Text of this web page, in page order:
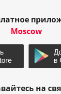
Moscow
на